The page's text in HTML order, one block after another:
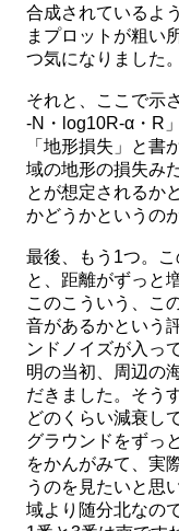
合成されているよ
まプロットが粗い
つ気になりました。
それと、ここで示
-N・log10R-α・R
「地形損失」と書
域の地形の損失み
とが想定されるか
かどうかというの
最後、もう1つ。
と、距離がずっと
このこういう、こ
音があるかという
ンドノイズが入っ
明の当初、周辺の
だきました。そう
どのくらい減衰し
グラウンドをずっ
をかんがみて、実
うのを見たいと思
域より随分北なの